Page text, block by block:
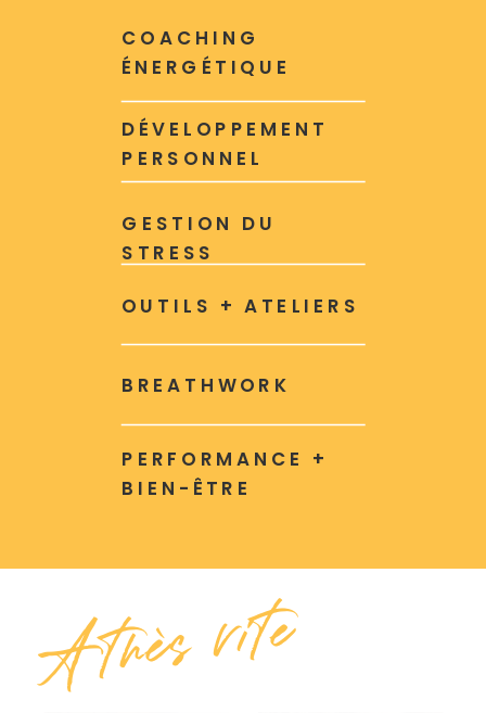
GESTION DU
STRESS
DÉVELOPPEMENT
PERSONNEL
COACHING
ÉNERGÉTIQUE
PERFORMANCE +
BIEN-ÊTRE
BREATHWORK
OUTILS + ATELIERS
A très vite